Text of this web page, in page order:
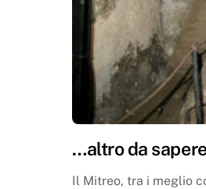
…altro da
Il Mitreo, tra i meglio